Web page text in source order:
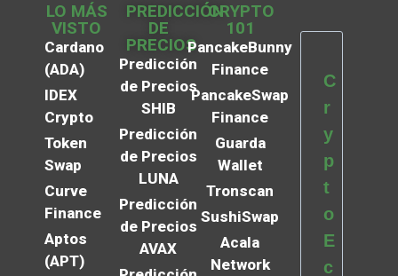
LO MÁS
VISTO
Cardano
(ADA)
IDEX
Crypto
Token
Swap
Curve
Finance
Aptos
(APT)
PREDICCIÓN
DE
PRECIOS
Predicción
de Precios
SHIB
Predicción
de Precios
LUNA
Predicción
de Precios
AVAX
CRYPTO
101
PancakeBunny
Finance
PancakeSwap
Finance
Guarda
Wallet
Tronscan
SushiSwap
Acala
Network
C
r
y
p
t
o
E
c